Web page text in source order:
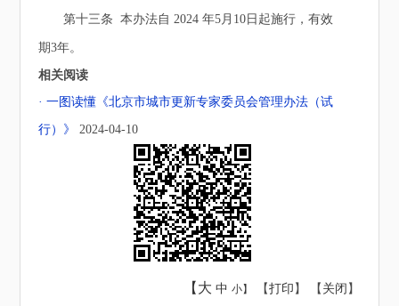
第十三条 本办法自 2024 年5月10日起施行，有效
期3年。
相关阅读
· 一图读懂《北京市城市更新专家委员会管理办法（试
行）》2024-04-10
【大 中 小】 【打印 】 【 关闭 】